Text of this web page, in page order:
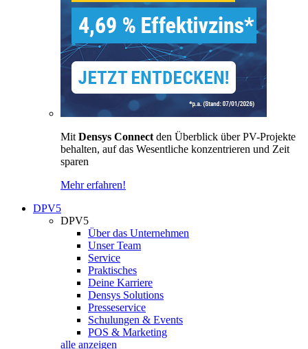
Mit Densys Connect den Überblick über PV-Projekte
behalten, auf das Wesentliche konzentrieren und Zeit
sparen
Mehr erfahren!
DPV5
DPV5
Über das Unternehmen
Unser Team
Service
Praktisches
Deine Karriere
Densys Solutions
Presseservice
Schulungen & Events
POS & Marketing
alle anzeigen